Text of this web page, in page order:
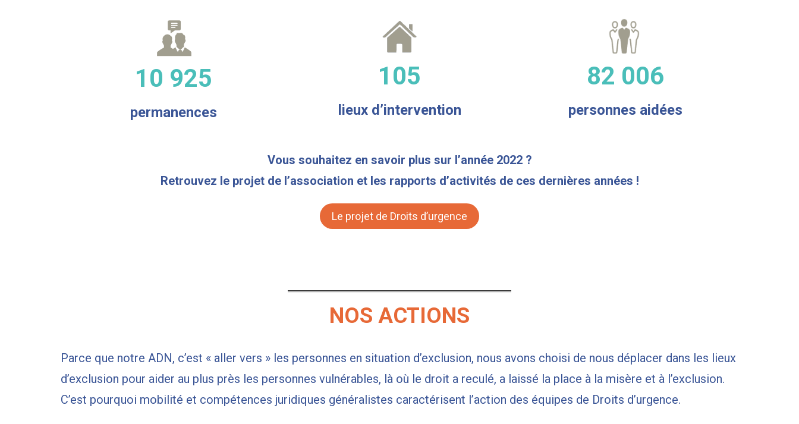
10 925
permanences
105
lieux d’intervention
82 006
personnes aidées
Vous souhaitez en savoir plus sur l’année 2022 ?
Retrouvez le projet de l’association et les rapports d’activités de ces dernières années !
Le projet de Droits d’urgence
NOS ACTIONS
Parce que notre ADN, c’est « aller vers » les personnes en situation d’exclusion, nous avons choisi de nous déplacer dans les lieux
d’exclusion pour aider au plus près les personnes vulnérables, là où le droit a reculé, a laissé la place à la misère et à l’exclusion.
C’est pourquoi mobilité et compétences juridiques généralistes caractérisent l’action des équipes de Droits d’urgence.